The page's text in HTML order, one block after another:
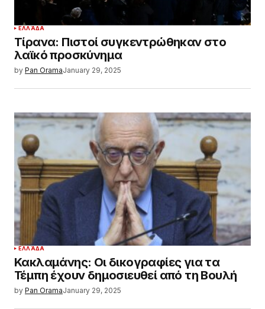
ΕΛΛΆΔΑ
Τίρανα: Πιστοί συγκεντρώθηκαν στο
λαϊκό προσκύνημα
by Pan OramaJanuary 29, 2025
ΕΛΛΆΔΑ
Κακλαμάνης: Οι δικογραφίες για τα
Τέμπη έχουν δημοσιευθεί από τη Βουλή
by Pan OramaJanuary 29, 2025